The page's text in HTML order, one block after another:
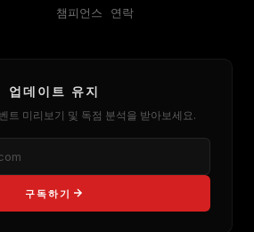
챔피언스
연락
업데이트 유지
트 미리보기 및 독점 분석을 받아보세요.
구독하기